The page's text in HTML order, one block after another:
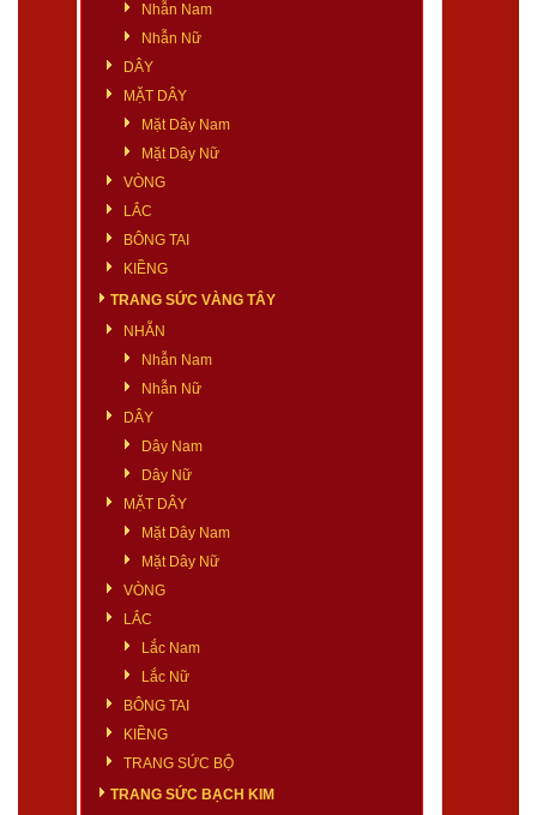
Nhẫn Nam
Nhẫn Nữ
DÂY
MẶT DÂY
Mặt Dây Nam
Mặt Dây Nữ
VÒNG
LẮC
BÔNG TAI
KIỀNG
TRANG SỨC VÀNG TÂY
NHẪN
Nhẫn Nam
Nhẫn Nữ
DÂY
Dây Nam
Dây Nữ
MẶT DÂY
Mặt Dây Nam
Mặt Dây Nữ
VÒNG
LẮC
Lắc Nam
Lắc Nữ
BÔNG TAI
KIỀNG
TRANG SỨC BỘ
TRANG SỨC BẠCH KIM